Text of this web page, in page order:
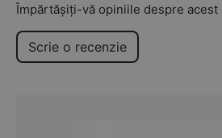
Împărtășiți-vă opiniile despre
Scrie o recenzie